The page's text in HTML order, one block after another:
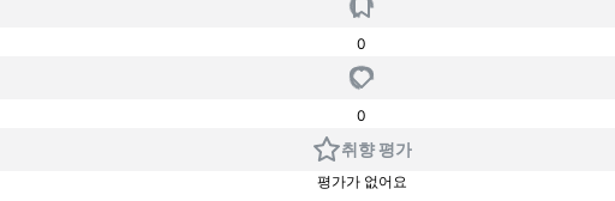
0
0
취향 평가
평가가 없어요